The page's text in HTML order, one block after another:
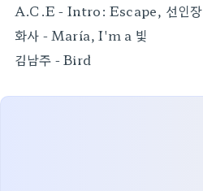
A.C.E - Intro: Escape, 선인장
화사 - María, I'm a 빛
김남주 - Bird